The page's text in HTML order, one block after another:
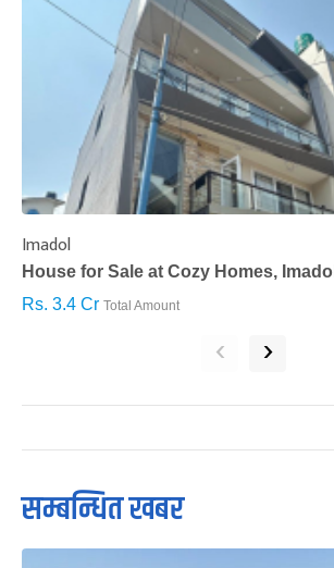
Imadol
House for Sale at Cozy Homes, Imadol
Rs. 3.4 Cr Total Amount
‹ ›
सम्बन्धित खबर